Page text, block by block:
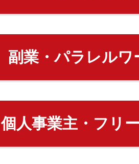
副業・パラレルワ
個人事業主・フリ